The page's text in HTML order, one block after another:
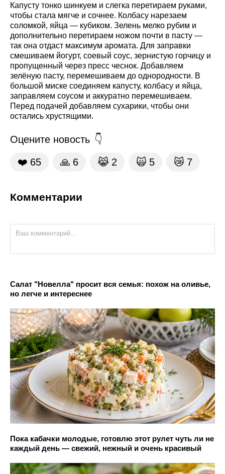
Капусту тонко шинкуем и слегка перетираем руками,
чтобы стала мягче и сочнее. Колбасу нарезаем
соломкой, яйца — кубиком. Зелень мелко рубим и
дополнительно перетираем ножом почти в пасту —
так она отдаст максимум аромата. Для заправки
смешиваем йогурт, соевый соус, зернистую горчицу и
пропущенный через пресс чеснок. Добавляем
зелёную пасту, перемешиваем до однородности. В
большой миске соединяем капусту, колбасу и яйца,
заправляем соусом и аккуратно перемешиваем.
Перед подачей добавляем сухарики, чтобы они
остались хрустящими.
Оцените новость
❤️ 65 🙏 6 😹 2 🙀 5 😿 7
Комментарии
Салат "Новелла" просит вся семья: похож на оливье,
но легче и интереснее
Пока кабачки молодые, готовлю этот рулет чуть ли не
каждый день — свежий, нежный и очень красивый